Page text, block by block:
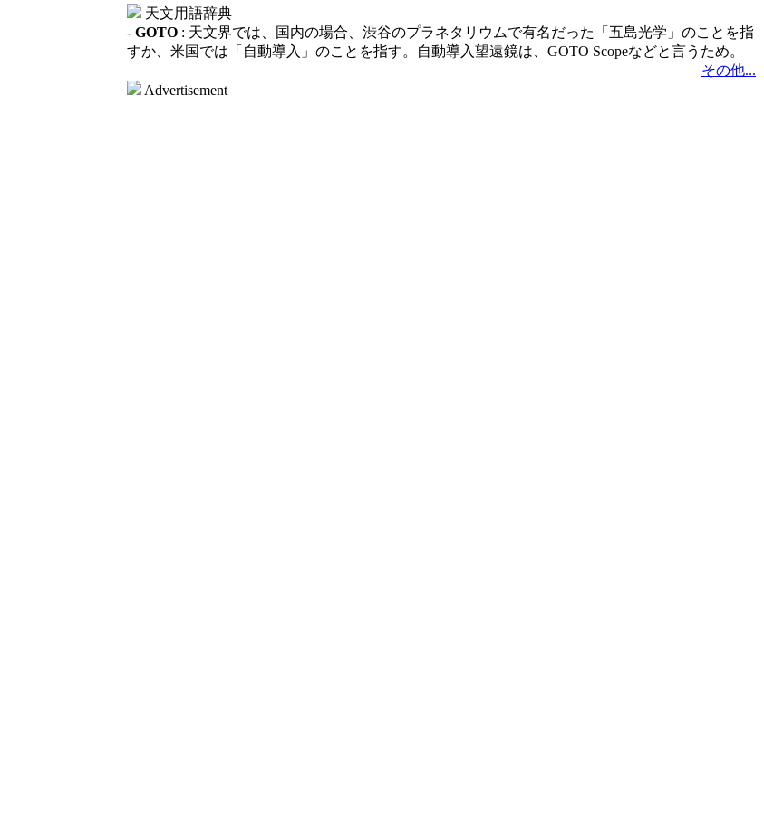
天文用語辞典
- GOTO : 天文界では、国内の場合、渋谷のプラネタリウムで有名だった「五島光学」のことを指
すか、米国では「自動導入」のことを指す。自動導入望遠鏡は、GOTO Scopeなどと言うため。
その他...
Advertisement